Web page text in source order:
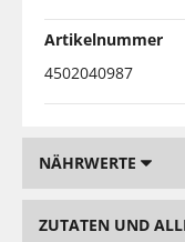
Artikelnummer
4502040987
NÄHRWERTE
ZUTATEN UND